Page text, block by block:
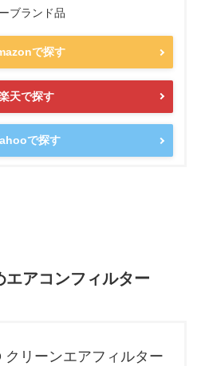
ブランド品
で探す
天で探す
で探す
エアコンフィルター
クリーンエアフィルター